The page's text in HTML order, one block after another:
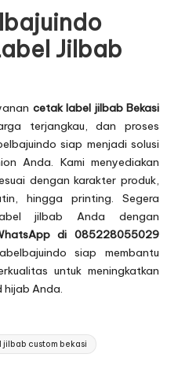
Jilbab
cetak label jilbab Bekasi
terjangkau, dan proses
siap menjadi solusi
Anda. Kami menyediakan
dengan karakter produk,
hingga printing. Segera
jilbab Anda dengan
di 085228055029
siap membantu
untuk meningkatkan
hijab Anda.
jilbab custom bekasi